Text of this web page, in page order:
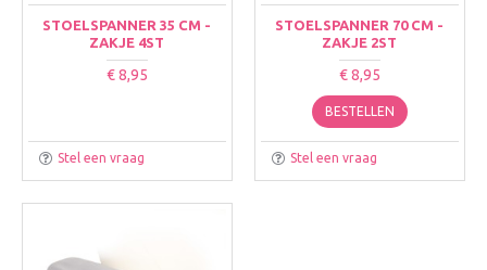
STOELSPANNER 35 CM -
ZAKJE 4ST
€ 8,95
Stel een vraag
STOELSPANNER 70 CM -
ZAKJE 2ST
€ 8,95
BESTELLEN
Stel een vraag